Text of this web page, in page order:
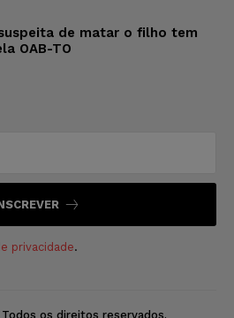
de matar o filho tem
OAB-TO
privacidade.
os direitos reservados.